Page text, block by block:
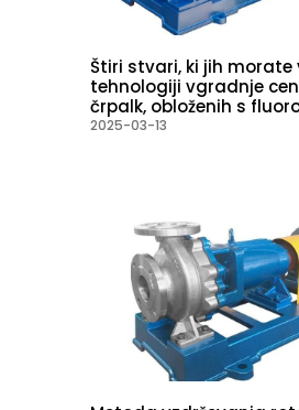
Štiri stvari, ki jih morate
tehnologiji vgradnje
črpalk, obloženih s
2025-03-13